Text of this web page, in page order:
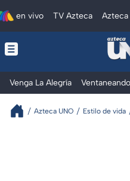
en vivo TV Azteca Azteca
Venga La Alegría Ventaneando
Azteca UNO Estilo de vida